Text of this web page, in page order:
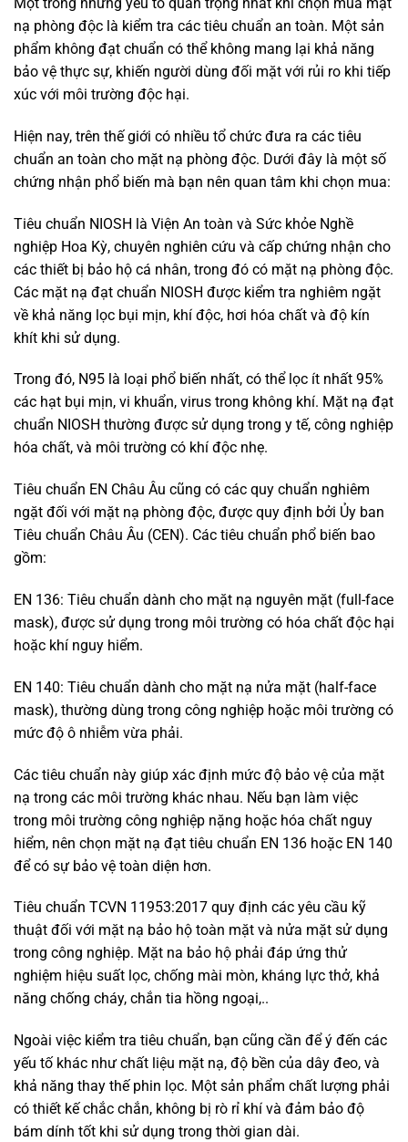
nạ phòng độc là kiểm tra các tiêu chuẩn an toàn. Một sản
phẩm không đạt chuẩn có thể không mang lại khả năng
bảo vệ thực sự, khiến người dùng đối mặt với rủi ro khi tiếp
xúc với môi trường độc hại.
Hiện nay, trên thế giới có nhiều tổ chức đưa ra các tiêu
chuẩn an toàn cho mặt nạ phòng độc. Dưới đây là một số
chứng nhận phổ biến mà bạn nên quan tâm khi chọn mua:
Tiêu chuẩn NIOSH là Viện An toàn và Sức khỏe Nghề
nghiệp Hoa Kỳ, chuyên nghiên cứu và cấp chứng nhận cho
các thiết bị bảo hộ cá nhân, trong đó có mặt nạ phòng độc.
Các mặt nạ đạt chuẩn NIOSH được kiểm tra nghiêm ngặt
về khả năng lọc bụi mịn, khí độc, hơi hóa chất và độ kín
khít khi sử dụng.
Trong đó, N95 là loại phổ biến nhất, có thể lọc ít nhất 95%
các hạt bụi mịn, vi khuẩn, virus trong không khí. Mặt nạ đạt
chuẩn NIOSH thường được sử dụng trong y tế, công nghiệp
hóa chất, và môi trường có khí độc nhẹ.
Tiêu chuẩn EN Châu Âu cũng có các quy chuẩn nghiêm
ngặt đối với mặt nạ phòng độc, được quy định bởi Ủy ban
Tiêu chuẩn Châu Âu (CEN). Các tiêu chuẩn phổ biến bao
gồm:
EN 136: Tiêu chuẩn dành cho mặt nạ nguyên mặt (full-face
mask), được sử dụng trong môi trường có hóa chất độc hại
hoặc khí nguy hiểm.
EN 140: Tiêu chuẩn dành cho mặt nạ nửa mặt (half-face
mask), thường dùng trong công nghiệp hoặc môi trường có
mức độ ô nhiễm vừa phải.
Các tiêu chuẩn này giúp xác định mức độ bảo vệ của mặt
nạ trong các môi trường khác nhau. Nếu bạn làm việc
trong môi trường công nghiệp nặng hoặc hóa chất nguy
hiểm, nên chọn mặt nạ đạt tiêu chuẩn EN 136 hoặc EN 140
để có sự bảo vệ toàn diện hơn.
Tiêu chuẩn TCVN 11953:2017 quy định các yêu cầu kỹ
thuật đối với mặt nạ bảo hộ toàn mặt và nửa mặt sử dụng
trong công nghiệp. Mặt na bảo hộ phải đáp ứng thử
nghiệm hiệu suất lọc, chống mài mòn, kháng lực thở, khả
năng chống cháy, chắn tia hồng ngoại,..
Ngoài việc kiểm tra tiêu chuẩn, bạn cũng cần để ý đến các
yếu tố khác như chất liệu mặt nạ, độ bền của dây đeo, và
khả năng thay thế phin lọc. Một sản phẩm chất lượng phải
có thiết kế chắc chắn, không bị rò rỉ khí và đảm bảo độ
bám dính tốt khi sử dụng trong thời gian dài.